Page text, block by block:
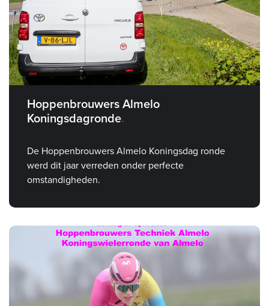
Hoppenbrouwers Almelo
Koningsdagronde
De Hoppenbrouwers Almelo Koningsdag ronde
werd dit jaar verreden onder perfecte
omstandigheden.